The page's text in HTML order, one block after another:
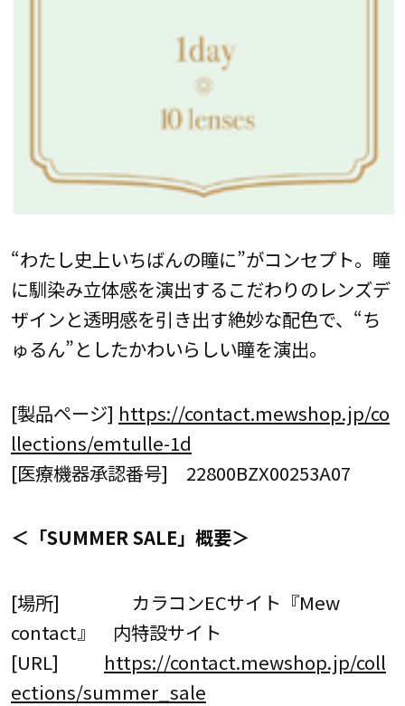
“わたし史上いちばんの瞳に”がコンセプト。瞳
に馴染み立体感を演出するこだわりのレンズデ
ザインと透明感を引き出す絶妙な配色で、“ち
ゅるん”としたかわいらしい瞳を演出。
[製品ページ] https://contact.mewshop.jp/co
llections/emtulle-1d
[医療機器承認番号] 22800BZX00253A07
＜「SUMMER SALE」概要＞
[場所] カラコンECサイト『Mew
contact』 内特設サイト
[URL] https://contact.mewshop.jp/coll
ections/summer_sale